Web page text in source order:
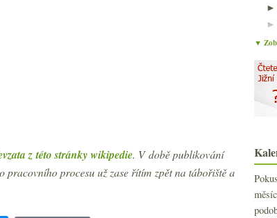
z této stránky wikipedie. V době publikování
pracovního procesu už zase řítím zpět na tábořiště a
▼